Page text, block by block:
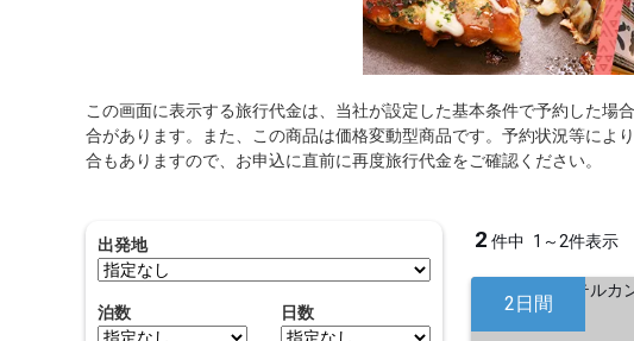
この画面に表示する旅行代金は、当社が設定した基本条件で予約した
合があります。また、この商品は価格変動型商品です。予約状況等に
合もありますので、お申込に直前に再度旅行代金をご確認ください。
出発地
泊数 日数
2 件中 1～2件表示
2日間